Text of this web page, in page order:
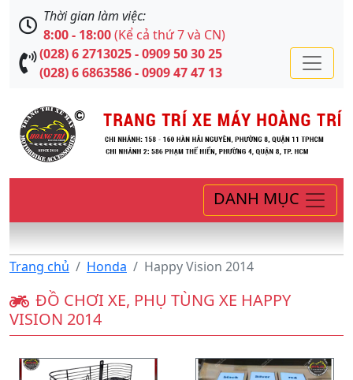
Thời gian làm việc:
8:00 - 18:00(Kể cả thứ 7 và CN)
(028) 6 2713025 - 0909 50 30 25
(028) 6 6863586 - 0909 47 47 13
DANH MỤC
Trang chủ Honda Happy Vision 2014
ĐỒ CHƠI XE, PHỤ TÙNG XE HAPPY
VISION 2014